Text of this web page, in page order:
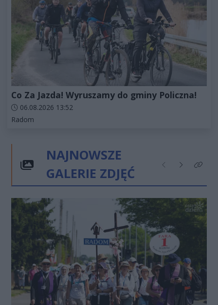
Co Za Jazda! Wyruszamy do gminy Policzna!
Data dodania artykułu:
06.08.2026 13:52
Kategorie artykułu:
Radom
NAJNOWSZE
GALERIE ZDJĘĆ
Poprzednie
NastępneKliknij